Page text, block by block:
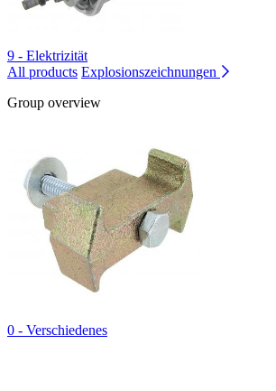
9 - Elektrizität
All products Explosionszeichnungen
Group overview
0 - Verschiedenes